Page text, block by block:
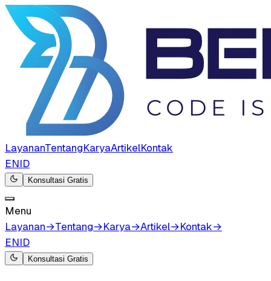
LayananTentangKaryaArtikelKontak
ENID
Konsultasi Gratis
Menu
Layanan→Tentang→Karya→Artikel→Kontak→
ENID
Konsultasi Gratis